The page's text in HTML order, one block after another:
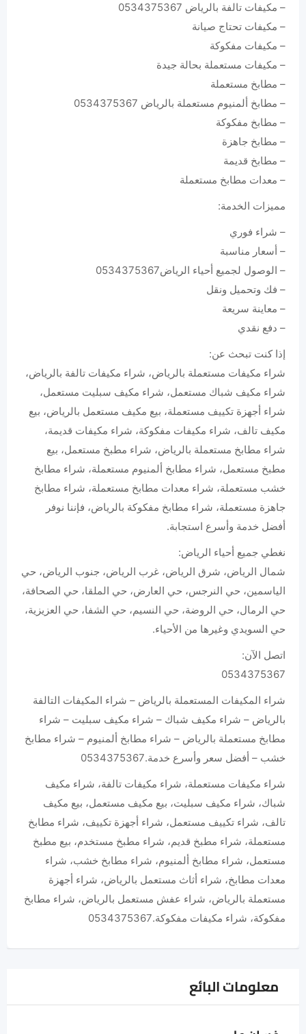
– مكيفات تالفة بالرياض 0534375367
– مكيفات تحتاج صيانة
– مكيفات مفكوكة
– مكيفات مستعملة بحالة جيدة
– مطابخ مستعملة
– مطابخ ألمنيوم مستعملة بالرياض 0534375367
– مطابخ مفكوكة
– مطابخ جاهزة
– مطابخ قديمة
– معدات مطابخ مستعملة
مميزات الخدمة:
– شراء فوري
– أسعار مناسبة
– الوصول لجميع أحياء الرياض0534375367
– فك وتحميل ونقل
– معاينة سريعة
– دفع نقدي
إذا كنت تبحث عن:
شراء مكيفات مستعملة بالرياض، شراء مكيفات تالفة بالرياض،
شراء مكيف شباك مستعمل، شراء مكيف سبليت مستعمل،
شراء أجهزة تكييف مستعملة، بيع مكيف مستعمل بالرياض، بيع
مكيف تالف، شراء مكيفات مفكوكة، شراء مكيفات قديمة،
شراء مطابخ مستعملة بالرياض، شراء مطبخ مستعمل، بيع
مطبخ مستعمل، شراء مطابخ ألمنيوم مستعملة، شراء مطابخ
خشب مستعملة، شراء معدات مطابخ مستعملة، شراء مطابخ
جاهزة مستعملة، شراء مطابخ مفكوكة بالرياض، فإننا نوفر
أفضل خدمة وأسرع استجابة.
نغطي جميع أحياء الرياض:
شمال الرياض، شرق الرياض، غرب الرياض، جنوب الرياض، حي
الياسمين، حي النرجس، حي العارض، حي الملقا، حي الصحافة،
حي الرمال، حي الروضة، حي النسيم، حي الشفا، حي العزيزية،
حي السويدي وغيرها من الأحياء.
اتصل الآن:
0534375367
شراء المكيفات المستعملة بالرياض – شراء المكيفات التالفة
بالرياض – شراء مكيف شباك – شراء مكيف سبليت – شراء
مطابخ مستعملة بالرياض – شراء مطابخ ألمنيوم – شراء مطابخ
خشب – أفضل سعر وأسرع خدمة.0534375367
شراء مكيفات مستعملة، شراء مكيفات تالفة، شراء مكيف
شباك، شراء مكيف سبليت، بيع مكيف مستعمل، بيع مكيف
تالف، شراء تكييف مستعمل، شراء أجهزة تكييف، شراء مطابخ
مستعملة، شراء مطبخ قديم، شراء مطبخ مستخدم، بيع مطبخ
مستعمل، شراء مطابخ ألمنيوم، شراء مطابخ خشب، شراء
معدات مطابخ، شراء أثاث مستعمل بالرياض، شراء أجهزة
مستعملة بالرياض، شراء عفش مستعمل بالرياض، شراء مطابخ
مفكوكة، شراء مكيفات مفكوكة.0534375367
معلومات البائع